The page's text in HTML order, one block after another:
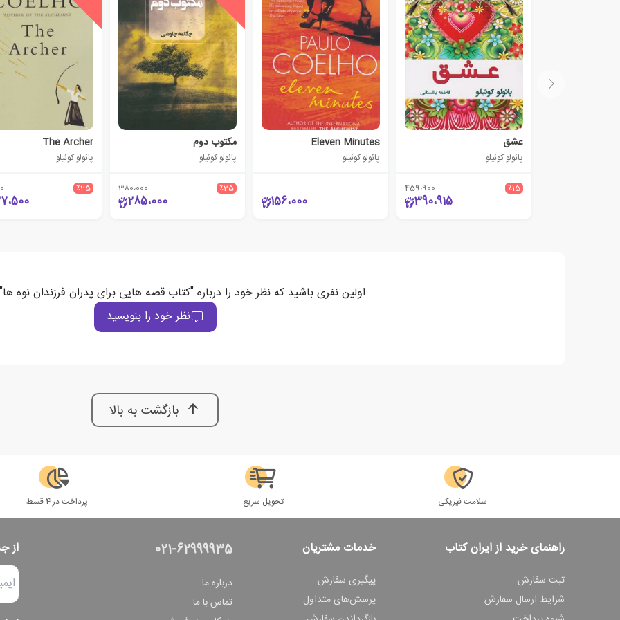
عشق
پائولو کوئیلو
٪15 459،900
390،915
Eleven Minutes
پائولو کوئیلو
156،000
مکتوب دوم
پائولو کوئیلو
٪25 380،000
285،000
The Archer
پائولو کوئیلو
٪25
اولین نفری باشید که نظر خود را درباره "کتاب قصه هایی برای پدران فرزندان نوه
نظر خود را بنویسید
بازگشت به بالا
سلامت فیزیکی تحویل سریع پرداخت در 4 قسط
راهنمای خرید از ایران کتاب
ثبت سفارش
شرایط ارسال سفارش
خدمات مشتریان
پیگیری سفارش
پرسش‌های متداول
021-62999935
درباره ما
تماس با ما
از